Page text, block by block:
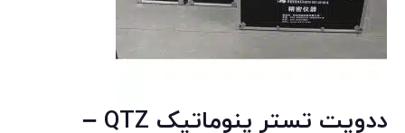
ددویت تستر پنوماتیک QTZ –